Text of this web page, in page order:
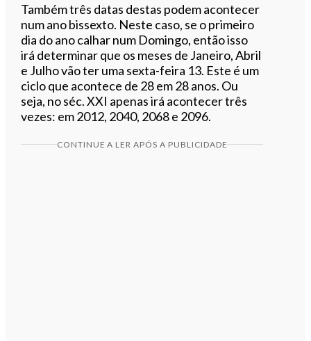
Também três datas destas podem acontecer
num ano bissexto. Neste caso, se o primeiro
dia do ano calhar num Domingo, então isso
irá determinar que os meses de Janeiro, Abril
e Julho vão ter uma sexta-feira 13. Este é um
ciclo que acontece de 28 em 28 anos. Ou
seja, no séc. XXI apenas irá acontecer três
vezes: em 2012, 2040, 2068 e 2096.
CONTINUE A LER APÓS A PUBLICIDADE